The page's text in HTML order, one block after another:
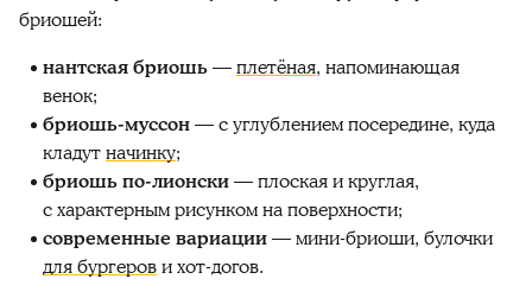
бриошей:
нантская бриошь—плетёная, напоминающая
венок;
бриошь-муссон— с углублением посередине, куда
кладутначинку;
бриошь по-лионски— плоская и круглая,
с характерным рисунком на поверхности;
современные вариации— мини-бриоши, булочки
для бургерови хот-догов.